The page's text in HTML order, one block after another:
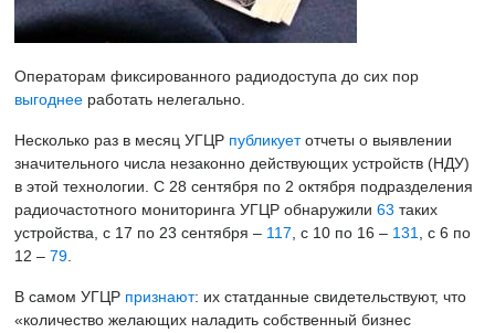
Операторам фиксированного радиодоступа до сих пор
выгоднее работать нелегально.
Несколько раз в месяц УГЦР публикуетотчеты о выявлении
значительного числа незаконно действующих устройств (НДУ)
в этой технологии. С 28 сентября по 2 октября подразделения
радиочастотного мониторинга УГЦР обнаружили 63 таких
устройства, с 17 по 23 сентября – 117 , с 10 по 16 – 131
, с 6 по
12 – 79
В самом УГЦР признают: их статданные свидетельствуют, что
«количество желающих наладить собственный бизнес